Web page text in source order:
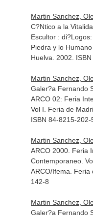
Martin Sanchez,
C?Ntico a la
Escultor :
Piedra y lo
Huelva. 2002.
Martin Sanchez,
Galer?a Fernando
ARCO 02: Feria
Vol I . Feria de
ISBN 84-8215-202-
Martin Sanchez,
ARCO 2000. Feria
Contemporaneo.
ARCO/Ifema. Feria
142-8
Martin Sanchez,
Galer?a Fernando